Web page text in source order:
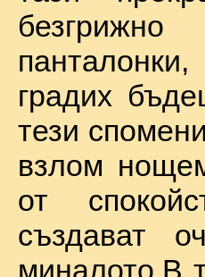
градих
тези
взлом
от
създават
миналото.В